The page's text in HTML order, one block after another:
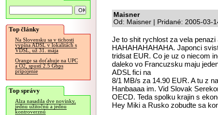
Top články
Na Slovensku sa v tichosti
vypína ADSL v lokalitách s
VDSL, už 31. mája
Orange sa doťahuje na UPC
a O2, spustí 2.5 Gbps
pripojenie
Top správy
Alza nasadila dve novinky,
jednu užitočnú a jednu
kontroverznú
Maisner
Od: Maisner | Pridané: 2005-03-
Je to shit rychlost za vela
HAHAHAHAHAHA. Japonci
tridsat EUR. Co je uz o niecom
daleko vo Francuzsku maju
ADSL fici na
8/1 MB/s za 14.90 EUR. A tu z
Hanbaaaa im. Vid Slovak
OECD. Teda spolku krajin s
Hey Miki a Rusko zobudte sa